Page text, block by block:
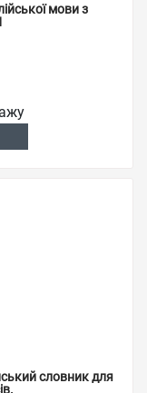
мови з
словник для